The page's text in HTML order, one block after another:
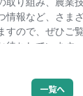
一覧へ